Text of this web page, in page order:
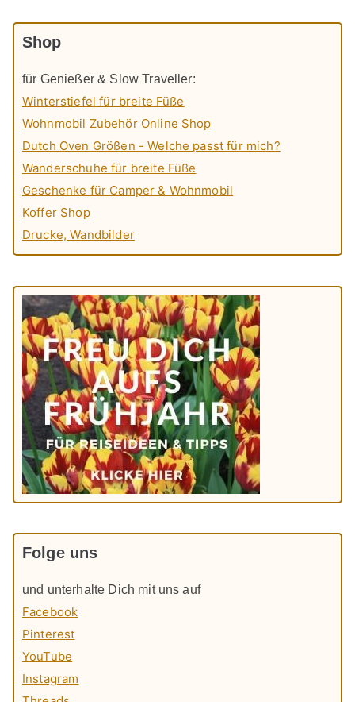
Shop
für Genießer & Slow Traveller:
Winterstiefel für breite Füße
Wohnmobil Zubehör Online Shop
Dutch Oven Größen - Welche passt für mich?
Wanderschuhe für breite Füße
Geschenke für Camper & Wohnmobil
Koffer Shop
Drucke, Wandbilder
Folge uns
und unterhalte Dich mit uns auf
Facebook
Pinterest
YouTube
Instagram